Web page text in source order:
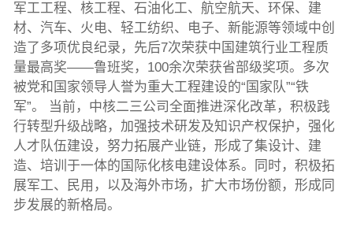
军工工程、核工程、石油化工、航空航天、环保、建
材、汽车、火电、轻工纺织、电子、新能源等领域中创
造了多项优良纪录，先后7次荣获中国建筑行业工程质
量最高奖——鲁班奖，100余次荣获省部级奖项。多次
被党和国家领导人誉为重大工程建设的“国家队”“铁
军”。 当前，中核二三公司全面推进深化改革，积极践
行转型升级战略，加强技术研发及知识产权保护，强化
人才队伍建设，努力拓展产业链，形成了集设计、建
造、培训于一体的国际化核电建设体系。同时，积极拓
展军工、民用，以及海外市场，扩大市场份额，形成同
步发展的新格局。